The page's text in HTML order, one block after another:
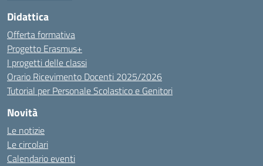
Didattica
Offerta formativa
Progetto Erasmus+
I progetti delle classi
Orario Ricevimento Docenti 2025/2026
Tutorial per Personale Scolastico e Genitori
Novità
Le notizie
Le circolari
Calendario eventi